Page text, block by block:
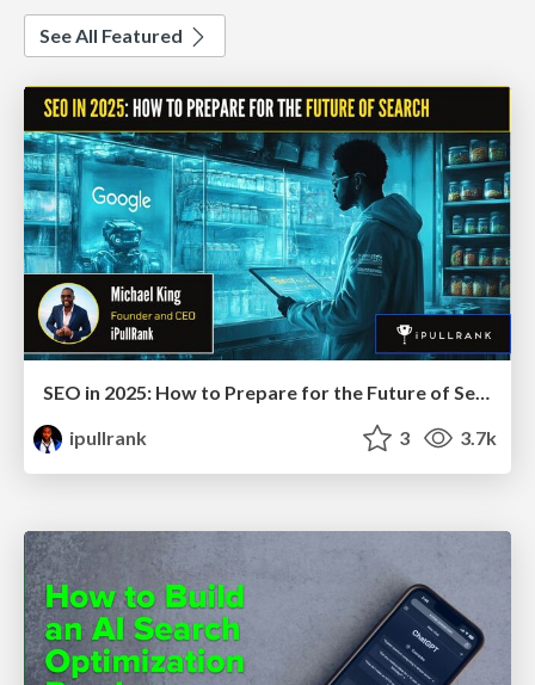
See All Featured
ipullrank
3 3.7k